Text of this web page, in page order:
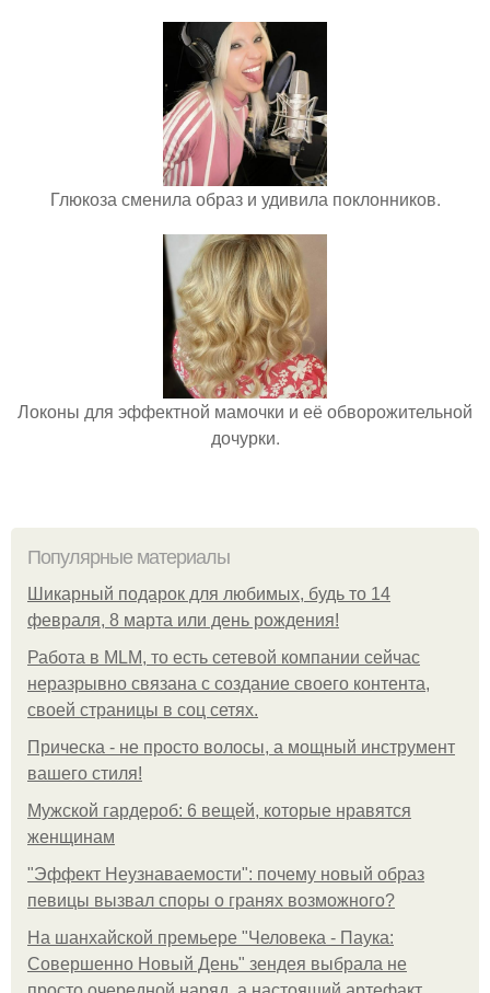
Глюкоза сменила образ и удивила поклонников.
Локоны для эффектной мамочки и её обворожительной
дочурки.
Популярные материалы
Шикарный подарок для любимых, будь то 14
февраля, 8 марта или день рождения!
Работа в MLM, то есть сетевой компании сейчас
неразрывно связана с создание своего контента,
своей страницы в соц сетях.
Прическа - не просто волосы, а мощный инструмент
вашего стиля!
Мужской гардероб: 6 вещей, которые нравятся
женщинам
"Эффект Неузнаваемости": почему новый образ
певицы вызвал споры о гранях возможного?
На шанхайской премьере "Человека - Паука:
Совершенно Новый День" зендея выбрала не